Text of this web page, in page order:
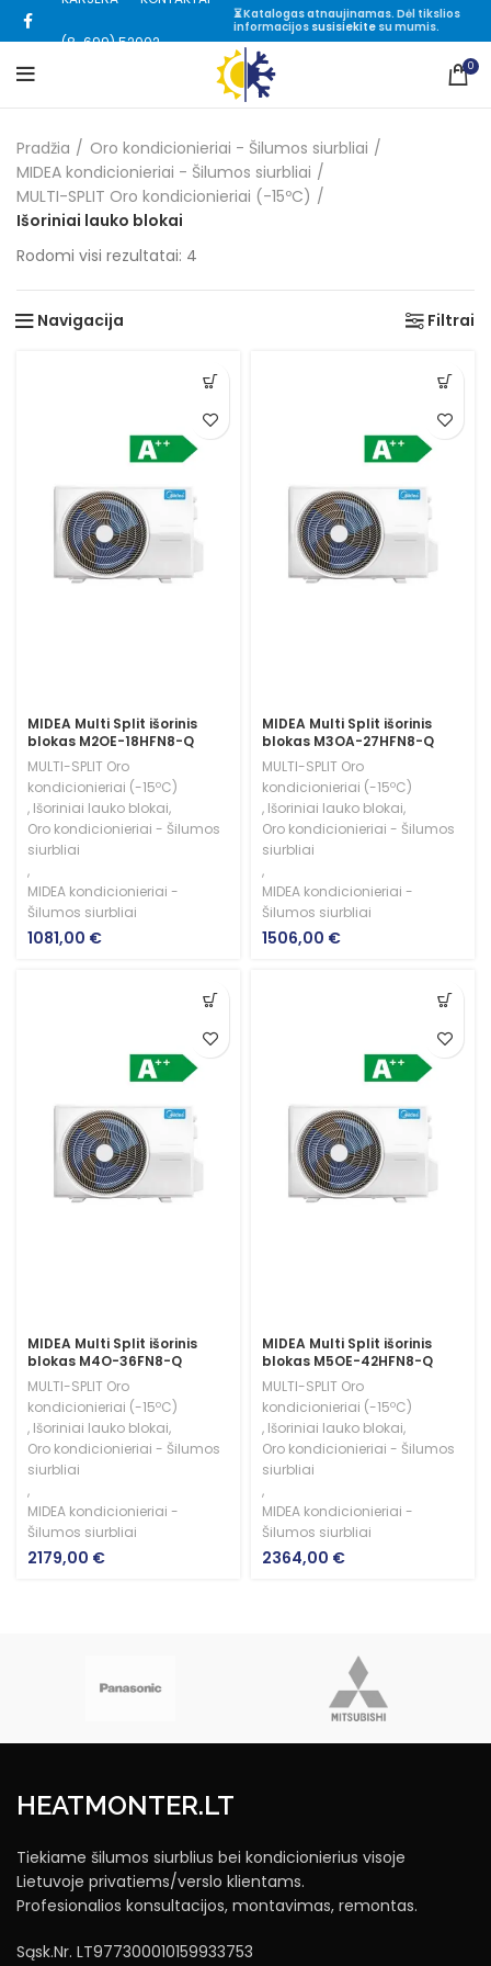
(8-699) 52002
⏳ Katalogas atnaujinamas. Dėl tikslios
informacijos susisiekitesu mumis.
0
Pradžia
Oro kondicionieriai - Šilumos siurbliai
MIDEA kondicionieriai - Šilumos siurbliai
MULTI-SPLIT Oro kondicionieriai (-15ºC)
Išoriniai lauko blokai
Rodomi visi rezultatai: 4
iki
Navigacija Filtrai
MIDEA Multi Split išorinis
blokas M2OE-18HFN8-Q
MULTI-SPLIT Oro
kondicionieriai (-15ºC)
, Išoriniai lauko blokai,
Oro kondicionieriai - Šilumos
siurbliai
,
MIDEA kondicionieriai -
Šilumos siurbliai
1081,00 €
MIDEA Multi Split išorinis
blokas M3OA-27HFN8-Q
MULTI-SPLIT Oro
kondicionieriai (-15ºC)
, Išoriniai lauko blokai,
Oro kondicionieriai - Šilumos
siurbliai
,
MIDEA kondicionieriai -
Šilumos siurbliai
1506,00 €
MIDEA Multi Split išorinis
blokas M4O-36FN8-Q
MULTI-SPLIT Oro
kondicionieriai (-15ºC)
, Išoriniai lauko blokai,
Oro kondicionieriai - Šilumos
siurbliai
,
MIDEA kondicionieriai -
Šilumos siurbliai
2179,00 €
MIDEA Multi Split išorinis
blokas M5OE-42HFN8-Q
MULTI-SPLIT Oro
kondicionieriai (-15ºC)
, Išoriniai lauko blokai,
Oro kondicionieriai - Šilumos
siurbliai
,
MIDEA kondicionieriai -
Šilumos siurbliai
2364,00 €
HEATMONTER.LT
Tiekiame šilumos siurblius bei kondicionierius visoje
Lietuvoje privatiems/verslo klientams.
Profesionalios konsultacijos, montavimas, remontas.
Sąsk.Nr. LT977300010159933753